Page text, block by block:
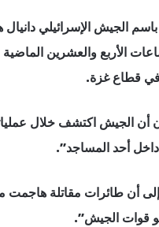
الجيش الإسرائيلي
قطاع غزة.
الجيش اكتشف خلال
أحد المساجد”.
أن طائرات مقاتلة
قوات الجيش”.